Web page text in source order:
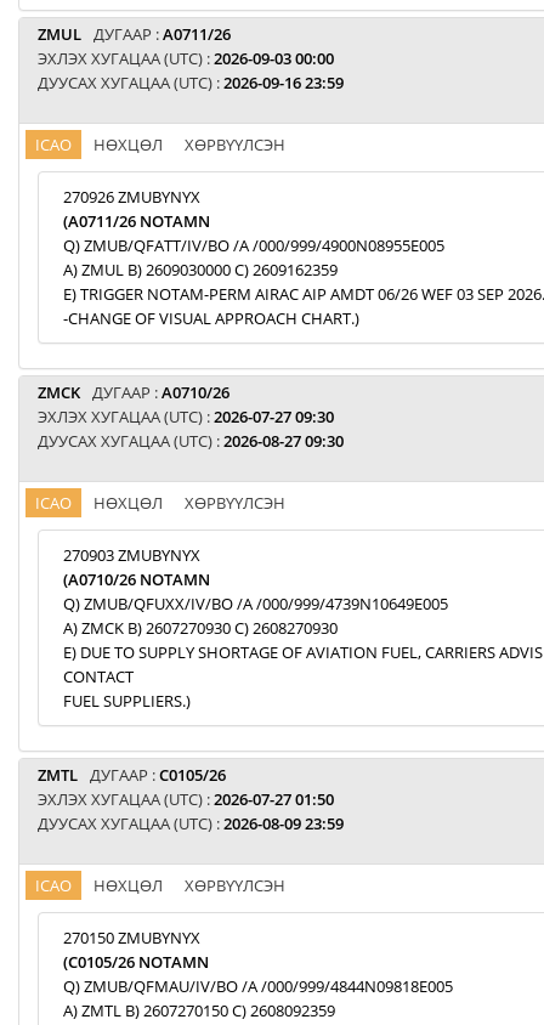
ZMUL ДУГААР :A0711/26
ЭХЛЭХ ХУГАЦАА (UTC) :2026-09-03 00:00
ДУУСАХ ХУГАЦАА (UTC) :2026-09-16 23:59
ICAO НӨХЦӨЛ ХӨРВҮҮЛСЭН
270926 ZMUBYNYX
(A0711/26 NOTAMN
Q) ZMUB/QFATT/IV/BO /A /000/999/4900N08955E005
A) ZMUL B) 2609030000 C) 2609162359
E) TRIGGER NOTAM-PERM AIRAC AIP AMDT 06/26 WEF 03 SEP 2026.
-CHANGE OF VISUAL APPROACH CHART.)
ZMCK ДУГААР :A0710/26
ЭХЛЭХ ХУГАЦАА (UTC) :2026-07-27 09:30
ДУУСАХ ХУГАЦАА (UTC) :2026-08-27 09:30
ICAO НӨХЦӨЛ ХӨРВҮҮЛСЭН
270903 ZMUBYNYX
(A0710/26 NOTAMN
Q) ZMUB/QFUXX/IV/BO /A /000/999/4739N10649E005
A) ZMCK B) 2607270930 C) 2608270930
E) DUE TO SUPPLY SHORTAGE OF AVIATION FUEL, CARRIERS
CONTACT
FUEL SUPPLIERS.)
ZMTL ДУГААР :C0105/26
ЭХЛЭХ ХУГАЦАА (UTC) :2026-07-27 01:50
ДУУСАХ ХУГАЦАА (UTC) :2026-08-09 23:59
ICAO НӨХЦӨЛ ХӨРВҮҮЛСЭН
270150 ZMUBYNYX
(C0105/26 NOTAMN
Q) ZMUB/QFMAU/IV/BO /A /000/999/4844N09818E005
A) ZMTL B) 2607270150 C) 2608092359